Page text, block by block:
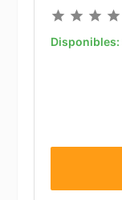
star star star star
Disponibles: